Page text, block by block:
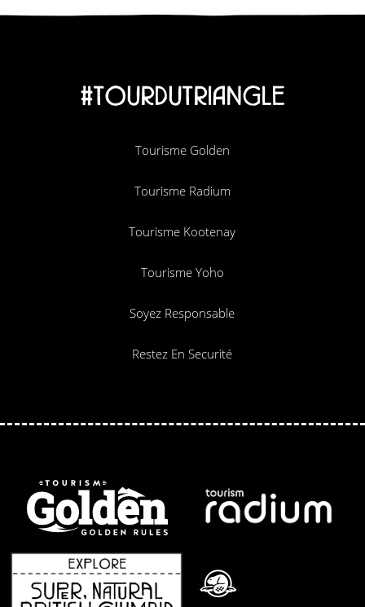
#TOURDUTRIANGLE
Tourisme Golden
Tourisme Radium
Tourisme Kootenay
Tourisme Yoho
Soyez Responsable
Restez En Securité